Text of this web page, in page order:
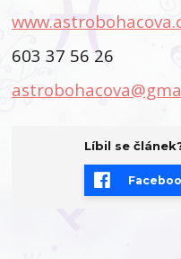
603 37 56 26
Líbil se